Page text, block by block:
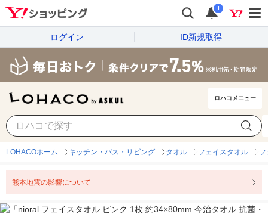
i
ログイン ID新規取得
ロハコメニュー
LOHACOホーム キッチン・バス・リビング タオル フェイスタオル フ
熊本地震の影響について